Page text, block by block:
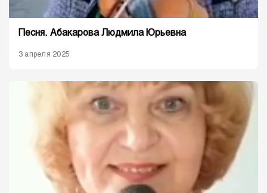
Песня. Абакарова Людмила Юрьевна
3 апреля 2025